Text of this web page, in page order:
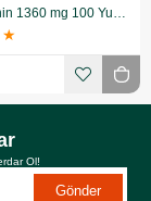
★
Ol!
Gönder